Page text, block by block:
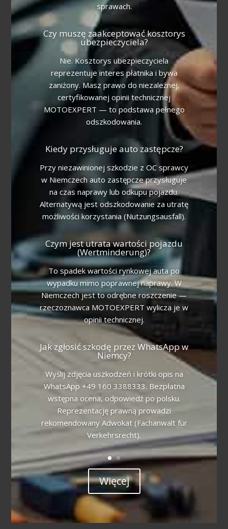
sprawach.
Czy muszę zaakceptować kosztorys
ubezpieczyciela?
Nie. Kosztorys ubezpieczyciela
reprezentuje interes płatnika i bywa
zaniżony. Masz prawo do niezależnej,
certyfikowanej opinii technicznej
MOTOEXPERT — to podstawa pełnego
odszkodowania.
Kiedy przysługuje auto zastępcze?
Przy niezawinionej szkodzie z OC sprawcy
w Niemczech auto zastępcze przysługuje
na czas naprawy lub odkupu pojazdu.
Alternatywą jest odszkodowanie za utratę
możliwości korzystania (Nutzungsausfall).
Czym jest utrata wartości pojazdu
(Wertminderung)?
To spadek wartości rynkowej auta po
wypadku mimo poprawnej naprawy. W
Niemczech jest to odrębne roszczenie —
rzeczoznawca MOTOEXPERT wylicza je w
opinii technicznej.
Jak zgłosić szkodę przez WhatsApp w
Niemcy?
Wyślij zdjęcia uszkodzeń i krótki opis na
WhatsApp +49 160 3388333. Bezpłatna
wstępna ocena, odpowiedź po polsku.
Reprezentację prawną prowadzi
rekomendowany Adwokat (Fachanwalt für
Verkehrsrecht).
Więcej